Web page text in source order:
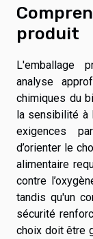
produit
L'emballage
analyse
chimiques du
la sensibilité à
exigences
d’orienter le
alimentaire
contre
tandis qu'un
sécurité
choix doit être